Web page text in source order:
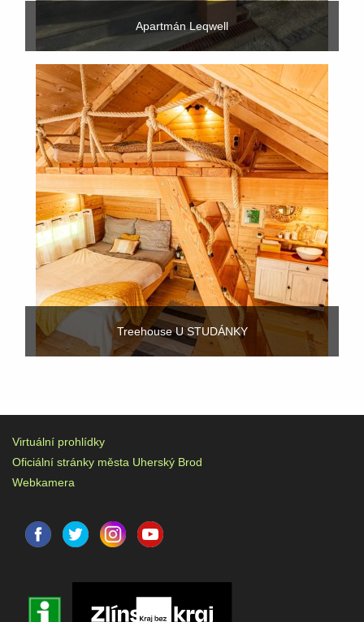
Apartmán Leqwell
Treehouse U STUDÁNKY
Virtuální prohlídky
Oficiální stránky města Uherský Brod
Webkamera